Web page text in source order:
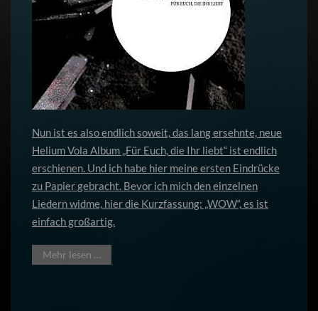
Nun ist es also endlich soweit, das lang ersehnte, neue
Helium Vola Album „Für Euch, die Ihr liebt“ ist endlich
erschienen. Und ich habe hier meine ersten Eindrücke
zu Papier gebracht. Bevor ich mich den einzelnen
Liedern widme, hier die Kurzfassung: „WOW“, es ist
einfach großartig.
Mehr lesen …